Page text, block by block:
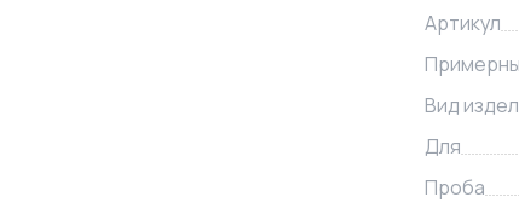
Артикул
Вид
Для
Проба